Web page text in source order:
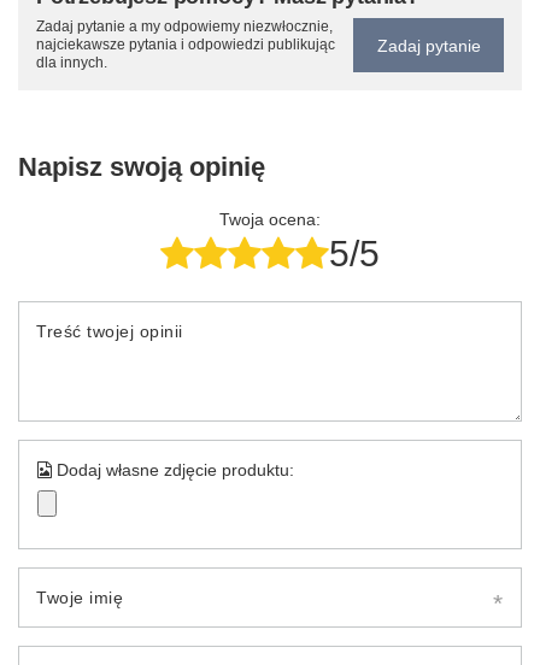
Zadaj pytanie a my odpowiemy niezwłocznie,
najciekawsze pytania i odpowiedzi publikując
dla innych.
Zadaj pytanie
Napisz swoją opinię
Twoja ocena:
5/5
Treść twojej opinii
Dodaj własne zdjęcie produktu:
Twoje imię